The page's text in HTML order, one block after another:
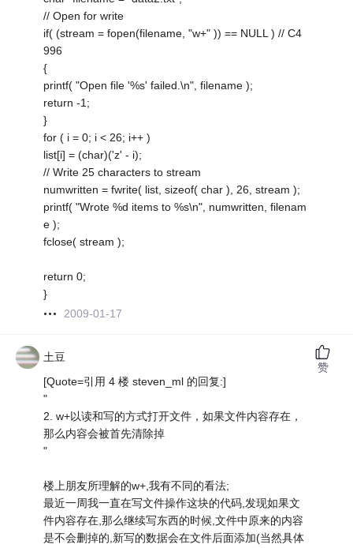
// Open for write
if( (stream = fopen(filename, "w+" )) == NULL ) // C4
996
{
printf( "Open file '%s' failed.\n", filename );
return -1;
}
for ( i = 0; i < 26; i++ )
list[i] = (char)('z' - i);
// Write 25 characters to stream
numwritten = fwrite( list, sizeof( char ), 26, stream );
printf( "Wrote %d items to %s\n", numwritten, filenam
e );
fclose( stream );
return 0;
}
2009-01-17
土豆
[Quote=引用 4 楼 steven_ml 的回复:]
"
2. w+以读和写的方式打开文件，如果文件内容存在，
那么内容会被首先清除掉
"
楼上朋友所理解的w+,我有不同的看法;
最近一周我一直在写文件操作这块的代码,发现如果文
件内容存在,那么继续写东西的时候,文件中原来的内容
是不会删掉的,新写的数据会在文件后面添加(当然具体
赞